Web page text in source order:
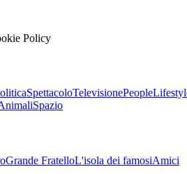
Policy
SpettacoloTelevisionePeople
Spazio
Grande FratelloL'isola dei famosiAmici